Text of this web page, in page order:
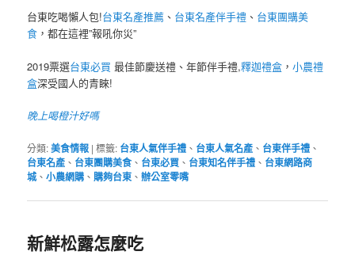
台東吃喝懶人包!台東名產推薦 、 台東名產伴手禮 、 台東團購美
食 ，都在這裡”報吼你災”
2019票選台東必買 最佳節慶送禮、年節伴手禮,釋迦禮盒 ，小農禮
盒深受國人的青睞!
晚上喝橙汁好嗎
分類:美食情報 |標籤: 台東人氣伴手禮 、 台東人氣名產 、 台東伴手禮 、
台東名產 、 台東團購美食 、 台東必買 、 台東知名伴手禮 、 台東網路商
城 、小農網購 、 購夠台東 、辦公室零嘴
新鮮松露怎麼吃